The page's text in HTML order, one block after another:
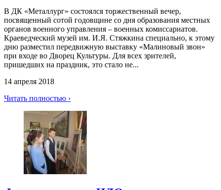
В ДК «Металлург» состоялся торжественный вечер,
посвященный сотой годовщине со дня образования местных
органов военного управления – военных комиссариатов.
Краеведческий музей им. И.Я. Стяжкина специально, к этому
дню разместил передвижную выставку «Малиновый звон»
при входе во Дворец Культуры. Для всех зрителей,
пришедших на праздник, это стало не...
14 апреля 2018
Читать полностью ›